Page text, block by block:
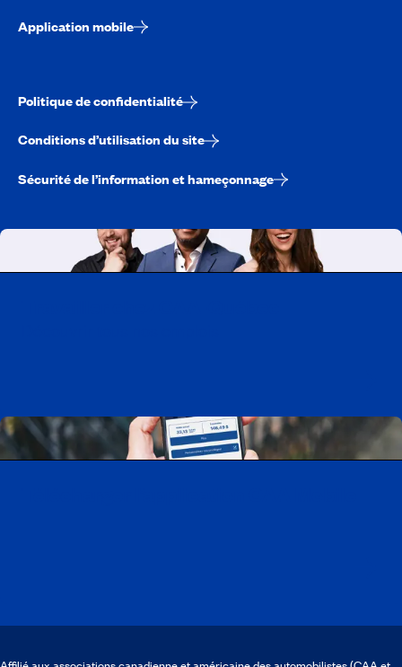
Application mobile
Politique de confidentialité
Conditions d’utilisation du site
Sécurité de l’information et hameçonnage